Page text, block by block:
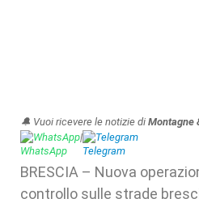
🔔 Vuoi ricevere le notizie di Montagne
WhatsApp| Telegram
BRESCIA – Nuova
controllo sulle strade